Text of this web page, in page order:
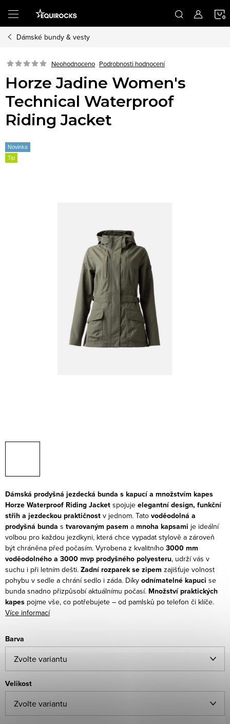
obsah
Dámské bundy & vesty
Neohodnoceno Podrobnosti hodnocení
Horze Jadine Women's
Technical Waterproof
Riding Jacket
Novinka
Tip
Dámská prodyšná jezdecká bunda s kapucí a množstvím kapes
Horze Waterproof Riding Jacket spojuje elegantní design, funkční
střih a jezdeckou praktičnost v jednom. Tato voděodolná a
prodyšná bunda s tvarovaným pasem a mnoha kapsami je ideální
volbou pro každou jezdkyni, která chce vypadat stylově a zároveň
být chráněna před počasím. Vyrobena z kvalitního 3000 mm
voděodolného a 3000 mvp prodyšného polyesteru, udrží vás v
suchu i při letním dešti. Zadní rozparek se zipem zajišťuje volnost
pohybu v sedle a chrání sedlo i záda. Díky odnímatelné kapuci se
bunda snadno přizpůsobí aktuálnímu počasí. Množství praktických
kapes pojme vše, co potřebujete – od pamlsků po telefon či klíče.
Více informací
Barva
Velikost